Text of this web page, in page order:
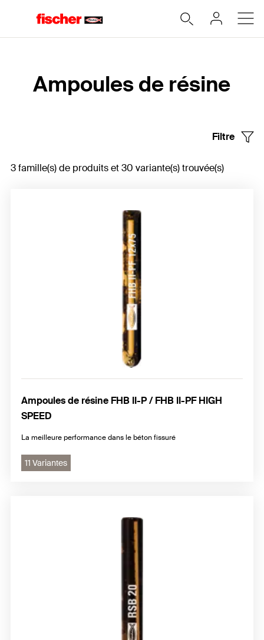
Ampoules de résine
Filtre
3 famille(s) de produits et 30 variante(s) trouvée(s)
Ampoules de résine FHB II-P / FHB II-PF HIGH
SPEED
La meilleure performance dans le béton fissuré
11 Variantes